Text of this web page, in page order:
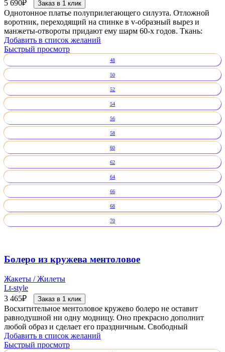
5 690₽ Заказ в 1 клик
Однотонное платье полуприлегающего силуэта. Отложной
воротник, переходящий на спинке в v-образный вырез и
манжеты-отвороты придают ему шарм 60-х годов. Ткань:
Добавить в список желаний
Быстрый просмотр
48
50
52
54
56
58
60
62
64
66
68
70
Болеро из кружева ментоловое
Жакеты / Жилеты
Lt-style
3 465₽ Заказ в 1 клик
Восхитительное ментоловое кружево болеро не оставит
равнодушной ни одну модницу. Оно прекрасно дополнит
любой образ и сделает его праздничным. Свободный
Добавить в список желаний
Быстрый просмотр